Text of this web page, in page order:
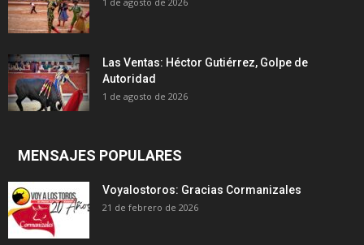
Las Ventas: Héctor Gutiérrez, Golpe de
Autoridad
1 de agosto de 2026
MENSAJES POPULARES
Voyalostoros: Gracias Cormanizales
21 de febrero de 2026